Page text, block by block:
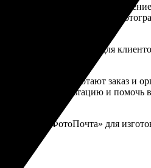
мобильным
загрузить собственные
и удобство для
обработают заказ и
консультацию и
«ФотоПочта» для